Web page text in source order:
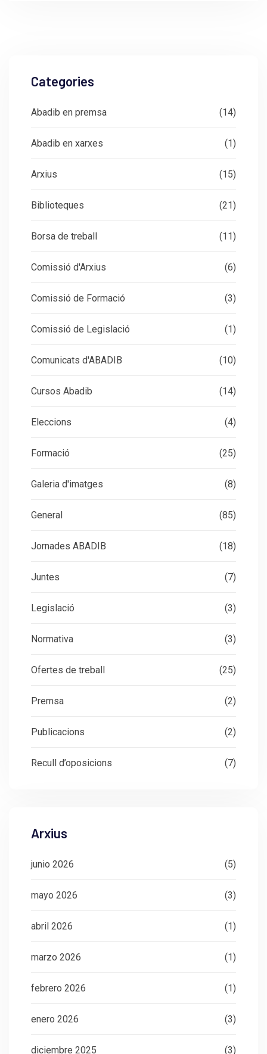
Categories
Abadib en premsa (14)
Abadib en xarxes (1)
Arxius (15)
Biblioteques (21)
Borsa de treball (11)
Comissió d'Arxius (6)
Comissió de Formació (3)
Comissió de Legislació (1)
Comunicats d'ABADIB (10)
Cursos Abadib (14)
Eleccions (4)
Formació (25)
Galeria d'imatges (8)
General (85)
Jornades ABADIB (18)
Juntes (7)
Legislació (3)
Normativa (3)
Ofertes de treball (25)
Premsa (2)
Publicacions (2)
Recull d’oposicions (7)
Arxius
junio 2026 (5)
mayo 2026 (3)
abril 2026 (1)
marzo 2026 (1)
febrero 2026 (1)
enero 2026 (3)
diciembre 2025 (3)